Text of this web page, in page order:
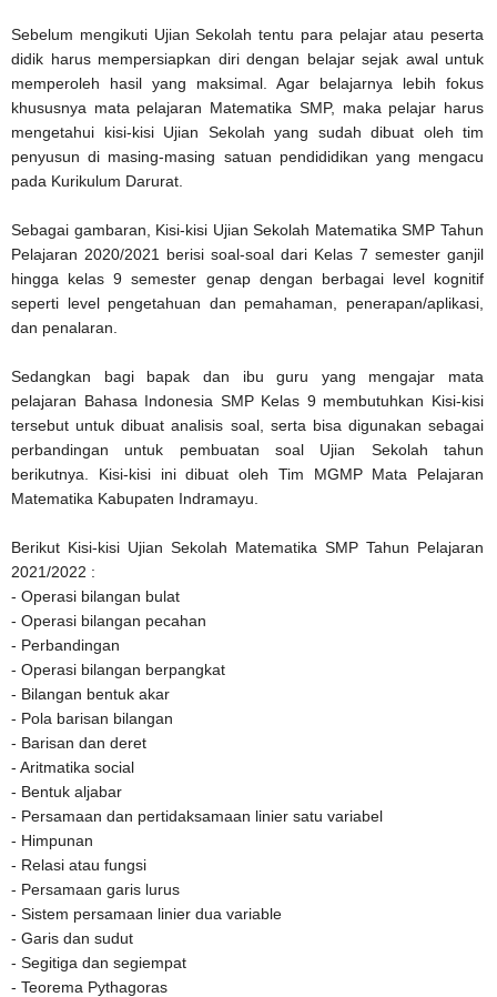
Sebelum mengikuti Ujian Sekolah tentu para pelajar atau peserta
didik harus mempersiapkan diri dengan belajar sejak awal untuk
memperoleh hasil yang maksimal. Agar belajarnya lebih fokus
khususnya mata pelajaran Matematika SMP, maka pelajar harus
mengetahui kisi-kisi Ujian Sekolah yang sudah dibuat oleh tim
penyusun di masing-masing satuan pendididikan yang mengacu
pada Kurikulum Darurat.
Sebagai gambaran, Kisi-kisi Ujian Sekolah Matematika SMP Tahun
Pelajaran 2020/2021 berisi soal-soal dari Kelas 7 semester ganjil
hingga kelas 9 semester genap dengan berbagai level kognitif
seperti level pengetahuan dan pemahaman, penerapan/aplikasi,
dan penalaran.
Sedangkan bagi bapak dan ibu guru yang mengajar mata
pelajaran Bahasa Indonesia SMP Kelas 9 membutuhkan Kisi-kisi
tersebut untuk dibuat analisis soal, serta bisa digunakan sebagai
perbandingan untuk pembuatan soal Ujian Sekolah tahun
berikutnya. Kisi-kisi ini dibuat oleh Tim MGMP Mata Pelajaran
Matematika Kabupaten Indramayu.
Berikut Kisi-kisi Ujian Sekolah Matematika SMP Tahun Pelajaran
2021/2022 :
- Operasi bilangan bulat
- Operasi bilangan pecahan
- Perbandingan
- Operasi bilangan berpangkat
- Bilangan bentuk akar
- Pola barisan bilangan
- Barisan dan deret
- Aritmatika social
- Bentuk aljabar
- Persamaan dan pertidaksamaan linier satu variabel
- Himpunan
- Relasi atau fungsi
- Persamaan garis lurus
- Sistem persamaan linier dua variable
- Garis dan sudut
- Segitiga dan segiempat
- Teorema Pythagoras